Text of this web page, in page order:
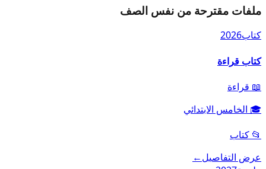
ملفات مقترحة من نفس الصف
كتاب2026
كتاب قراءة
📖 قراءة
🎓 الخامس الابتدائي
📂 كتاب
عرض التفاصيل←